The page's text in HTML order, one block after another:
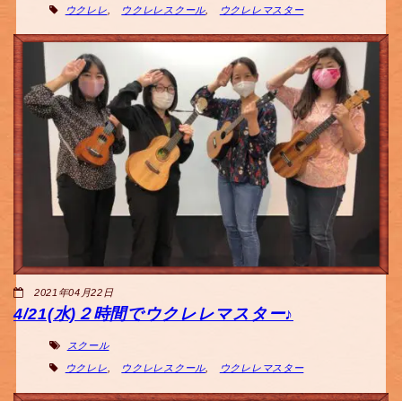
ウクレレ ウクレレスクール, ウクレレマスター
2021年04月22日
4/21(水)２時間でウクレレマスター♪
スクール
ウクレレ, ウクレレスクール, ウクレレマスター